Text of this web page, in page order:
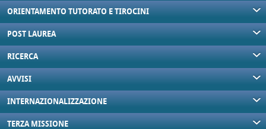
ORIENTAMENTO TUTORATO E TIROCINI
POST LAUREA
RICERCA
AVVISI
INTERNAZIONALIZZAZIONE
TERZA MISSIONE